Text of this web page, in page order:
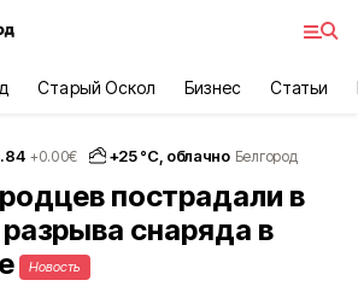
Старый Оскол Бизнес Статьи
+0.00€ +25°С, облачно Белгород
пострадали в
разрыва снаряда в
Новость